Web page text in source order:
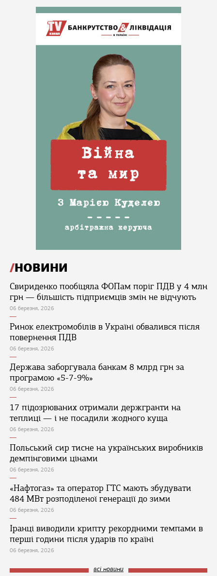
НОВИНИ
Свириденко пообіцяла ФОПам поріг ПДВ у 4 млн
грн — більшість підприємців змін не відчують
06 березня, 2026
Ринок електромобілів в Україні обвалився після
повернення ПДВ
06 березня, 2026
Держава заборгувала банкам 8 млрд грн за
програмою «5-7-9%»
06 березня, 2026
17 підозрюваних отримали держгранти на
теплиці — і не посадили жодного куща
06 березня, 2026
Польський сир тисне на українських виробників
демпінговими цінами
06 березня, 2026
«Нафтогаз» та оператор ГТС мають збудувати
484 МВт розподіленої генерації до зими
06 березня, 2026
Іранці виводили крипту рекордними темпами в
перші години після ударів по країні
06 березня, 2026
всі новини